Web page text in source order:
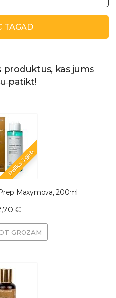
TAGAD
produktus, kas jums
patikt!
Palika 3 gab.
Maxymova, 200ml
€
GROZAM